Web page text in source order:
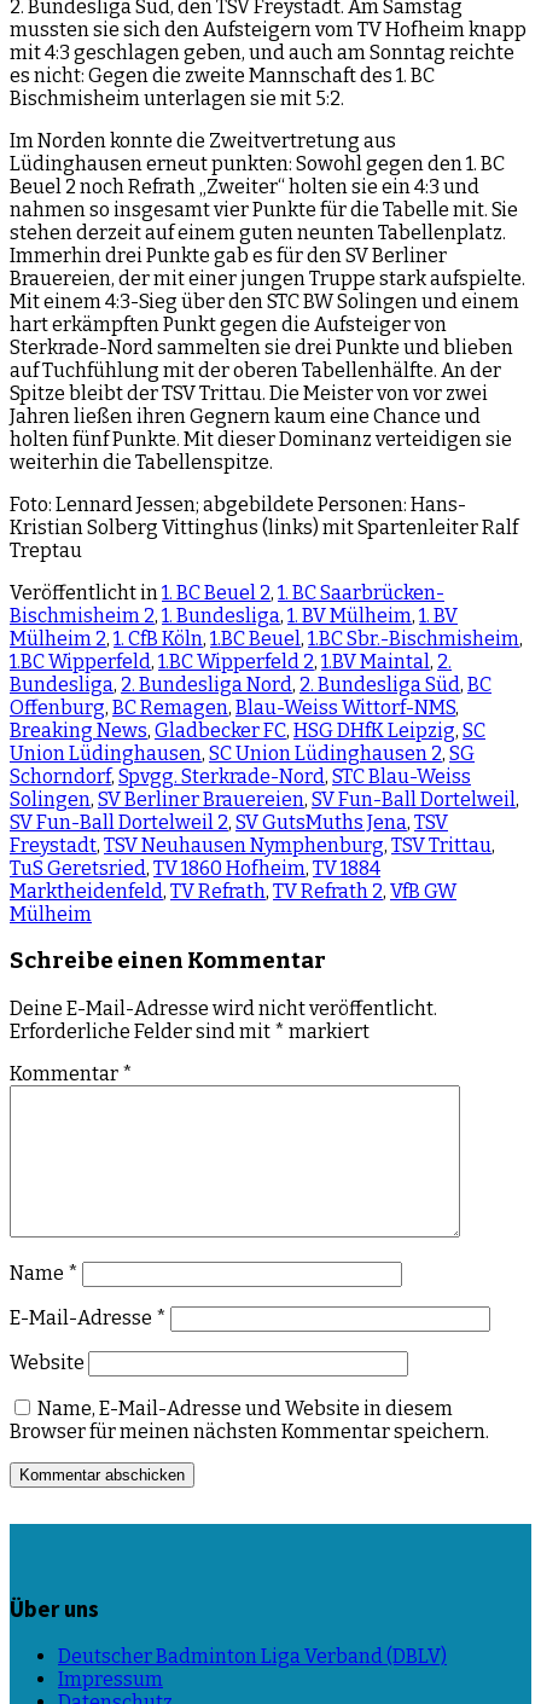
2. Bundesliga Süd, den TSV Freystadt. Am Samstag
mussten sie sich den Aufsteigern vom TV Hofheim knapp
mit 4:3 geschlagen geben, und auch am Sonntag reichte
es nicht: Gegen die zweite Mannschaft des 1. BC
Bischmisheim unterlagen sie mit 5:2.
Im Norden konnte die Zweitvertretung aus
Lüdinghausen erneut punkten: Sowohl gegen den 1. BC
Beuel 2 noch Refrath „Zweiter“ holten sie ein 4:3 und
nahmen so insgesamt vier Punkte für die Tabelle mit. Sie
stehen derzeit auf einem guten neunten Tabellenplatz.
Immerhin drei Punkte gab es für den SV Berliner
Brauereien, der mit einer jungen Truppe stark aufspielte.
Mit einem 4:3-Sieg über den STC BW Solingen und einem
hart erkämpften Punkt gegen die Aufsteiger von
Sterkrade-Nord sammelten sie drei Punkte und blieben
auf Tuchfühlung mit der oberen Tabellenhälfte. An der
Spitze bleibt der TSV Trittau. Die Meister von vor zwei
Jahren ließen ihren Gegnern kaum eine Chance und
holten fünf Punkte. Mit dieser Dominanz verteidigen sie
weiterhin die Tabellenspitze.
Foto: Lennard Jessen; abgebildete Personen: Hans-
Kristian Solberg Vittinghus (links) mit Spartenleiter Ralf
Treptau
Veröffentlicht in 1. BC Beuel 2, 1. BC Saarbrücken-
Bischmisheim 2, 1. Bundesliga, 1. BV Mülheim, 1. BV
Mülheim 2, 1. CfB Köln, 1.BC Beuel, 1.BC Sbr.-Bischmisheim,
1.BC Wipperfeld, 1.BC Wipperfeld 2, 1.BV Maintal, 2.
Bundesliga, 2. Bundesliga Nord, 2. Bundesliga Süd, BC
Offenburg, BC Remagen, Blau-Weiss Wittorf-NMS,
Breaking News, Gladbecker FC, HSG DHfK Leipzig, SC
Union Lüdinghausen, SC Union Lüdinghausen 2, SG
Schorndorf, Spvgg. Sterkrade-Nord, STC Blau-Weiss
Solingen, SV Berliner Brauereien, SV Fun-Ball Dortelweil,
SV Fun-Ball Dortelweil 2, SV GutsMuths Jena, TSV
Freystadt, TSV Neuhausen Nymphenburg, TSV Trittau,
TuS Geretsried, TV 1860 Hofheim, TV 1884
Marktheidenfeld, TV Refrath, TV Refrath 2, VfB GW
Mülheim
Schreibe einen Kommentar
Deine E-Mail-Adresse wird nicht veröffentlicht.
Erforderliche Felder sind mit * markiert
Kommentar *
Name *
E-Mail-Adresse *
Website
Name, E-Mail-Adresse und Website in diesem
Browser für meinen nächsten Kommentar speichern.
Über uns
Deutscher Badminton Liga Verband (DBLV)
Impressum